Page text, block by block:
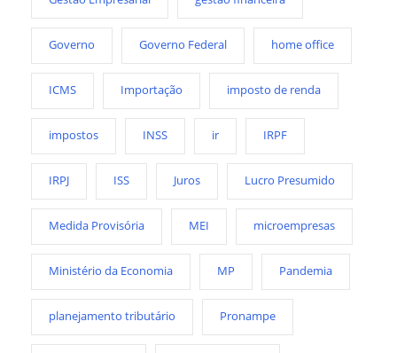
Governo Governo Federal home office
ICMS Importação imposto de renda
impostos INSS ir IRPF
IRPJ ISS Juros Lucro Presumido
Medida Provisória MEI microempresas
Ministério da Economia MP Pandemia
planejamento tributário Pronampe